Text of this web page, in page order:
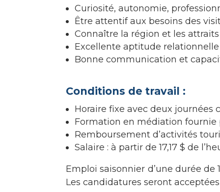
Curiosité, autonomie,
Être attentif aux besoins des
Connaître la région et les
Excellente aptitude relationnelle
Bonne communication et
Conditions de travail :
Horaire fixe avec deux journées
Formation en médiation fournie
Remboursement d’activités
Salaire : à partir de 17,17 $ de
Emploi saisonnier d’une durée de
Les candidatures seront